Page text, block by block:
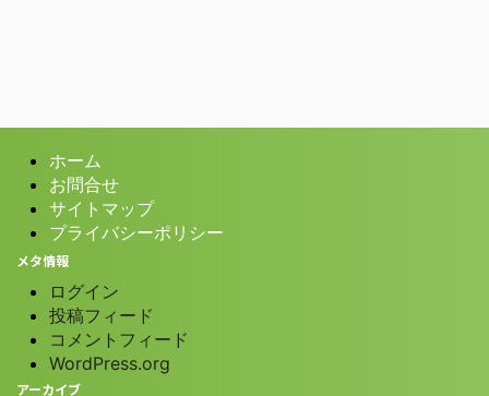
ホーム
お問合せ
サイトマップ
プライバシーポリシー
メタ情報
ログイン
投稿フィード
コメントフィード
WordPress.org
アーカイブ